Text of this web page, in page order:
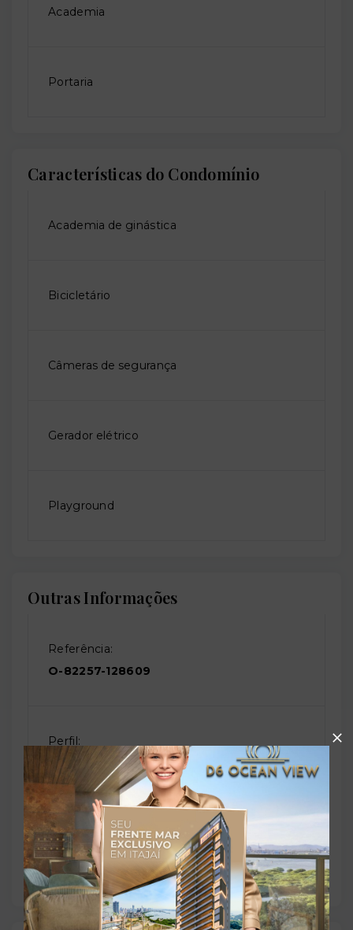
Academia
Portaria
Características do Condomínio
Academia de ginástica
Bicicletário
Câmeras de segurança
Gerador elétrico
Playground
Outras Informações
Referência:
O-82257-128609
Perfil:
Residencial
Situação:
Usado